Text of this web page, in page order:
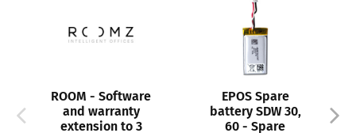
ROOM - Software
and warranty
extension to 3
EPOS Spare
battery SDW 30,
60 - Spare